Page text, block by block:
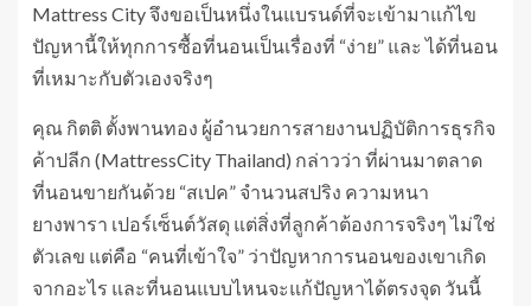
Mattress City จึงขอเป็นหนึ่งในแบรนด์ที่จะเข้ามาแก้ไข
ปัญหานี้ให้ทุกการซื้อที่นอนเป็นเรื่องที่ “ง่าย” และ ได้ที่นอน
ที่เหมาะกับตัวเองจริงๆ
คุณ กิตติ ตั้งพานทอง ผู้อํานวยการสายงานปฏิบัติการธุรกิจ
ค้าปลีก (MattressCity Thailand) กล่าวว่า ที่ผ่านมาตลาด
ที่นอนขายกันด้วย “สเปค” จำนวนสปริง ความหนา
ยางพารา เปอร์เซ็นต์วัสดุ แต่สิ่งที่ลูกค้าต้องการจริงๆ ไม่ใช่
ตัวเลข แต่คือ “คนที่เข้าใจ” ว่าปัญหาการนอนของเขาเกิด
จากอะไร และที่นอนแบบไหนจะแก้ปัญหาได้ตรงจุด วันนี้